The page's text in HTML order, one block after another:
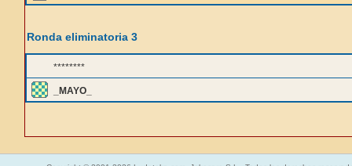
Ronda eliminatoria 3
********
_MAYO_